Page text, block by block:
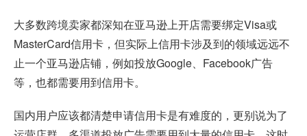
大多数跨境卖家都深知在亚马逊上开店需要绑定Visa或
MasterCard信用卡，但实际上信用卡涉及到的领域远远不
止一个亚马逊店铺 ，例如投放Google、Facebook广告
等，也都需要用到信用卡。
国内用户应该都清楚申请信用卡是有难度的，更别说为了